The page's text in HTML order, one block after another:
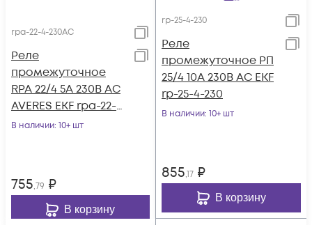
rpa-22-4-230AC
Реле
промежуточное
RPA 22/4 5А 230В AC
AVERES EKF rpa-22-
4-230AC
В наличии: 10+ шт
755,79 ₽
В корзину
rp-25-4-230
Реле
промежуточное РП
25/4 10А 230В AC EKF
rp-25-4-230
В наличии: 10+ шт
855,17 ₽
В корзину